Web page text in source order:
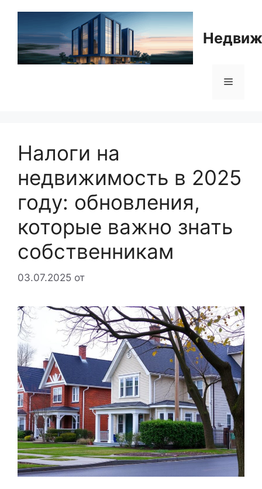
содержимому
Меню
Налоги на
недвижимость в 2025
году: обновления,
которые важно знать
собственникам
03.07.2025 от